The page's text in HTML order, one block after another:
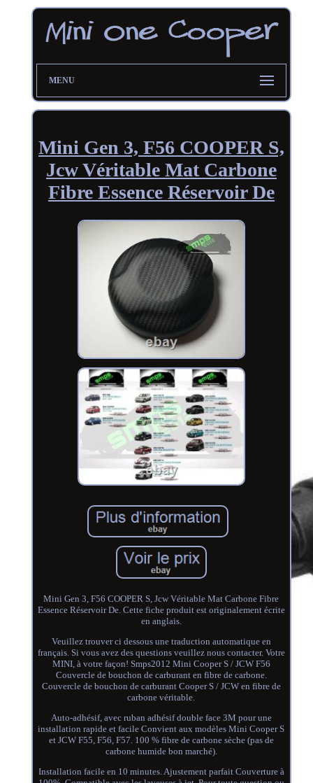
MENU
Mini Gen 3, F56 COOPER S,
Jcw Véritable Mat Carbone
Fibre Essence Réservoir De
Mini Gen 3, F56 COOPER S, Jcw Véritable Mat Carbone Fibre
Essence Réservoir De. Cette fiche produit est originalement écrite
en anglais.
Veuillez trouver ci dessous une traduction automatique en
français. Si vous avez des questions veuillez nous contacter. Votre
MINI, à votre façon! Smps2012 Mini Cooper S / JCW F56
Couvercle de bouchon de carburant en fibre de carbone.
Couvercle de bouchon de carburant Cooper S / JCW en fibre de
carbone véritable.
Auto-adhésif, avec ruban adhésif double face 3M pour une
installation rapide et facile Convient aux modèles Mini Cooper S
et JCW F55, F56, F57. 100 % fibre de carbone sèche (pas de
carbone humide bon marché).
Installation facile en 10 minutes. Ajustement parfait Couverture à